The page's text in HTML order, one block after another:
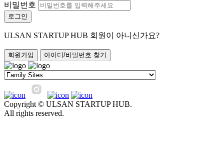
비밀번호
로그인
ULSAN STARTUP HUB 회원이 아니신가요?
회원가입 아이디/비밀번호 찾기
Copyright © ULSAN STARTUP HUB.
All rights reserved.